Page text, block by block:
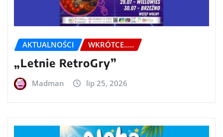
AKTUALNOŚCI WKRÓTCE.....
„Letnie RetroGry”
Madman lip 25, 2026